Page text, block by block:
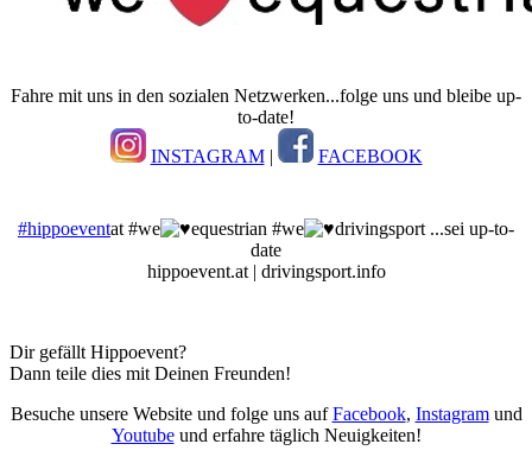
Fahre mit uns in den sozialen Netzwerken...folge uns und bleibe up-
to-date!
INSTAGRAM| FACEBOOK
#hippoeventat #we equestrian #we
drivingsport ...sei up-to-
date
hippoevent.at | drivingsport.info
Dir gefällt Hippoevent?
Dann teile dies mit Deinen Freunden!
Besuche unsere Website und folge uns aufFacebook, Instagramund
Youtubeund erfahre täglich Neuigkeiten!